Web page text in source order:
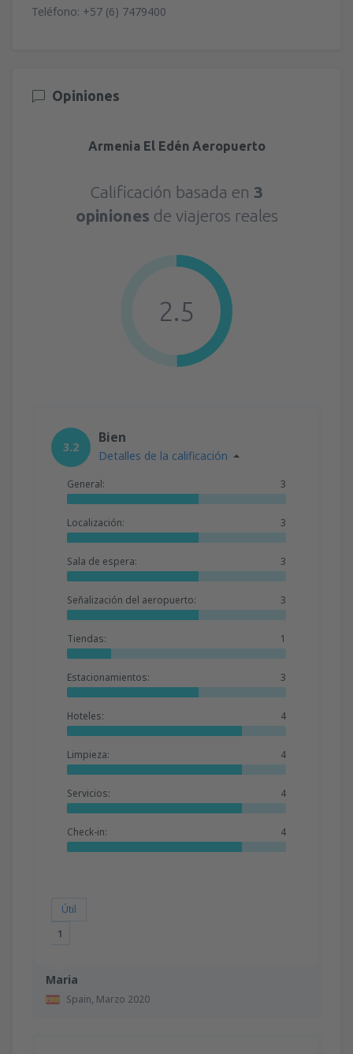
Teléfono: +57 (6) 7479400
Opiniones
Armenia El Edén Aeropuerto
Calificación basada en 3
opiniones de viajeros reales
2.5
Maria
Spain, Marzo 2020
3.2
Bien
Detalles de la calificación
General: 3
Localización: 3
Sala de espera: 3
Señalización del aeropuerto: 3
Tiendas: 1
Estacionamientos: 3
Hoteles: 4
Limpieza: 4
Servicios: 4
Check-in: 4
Útil
1